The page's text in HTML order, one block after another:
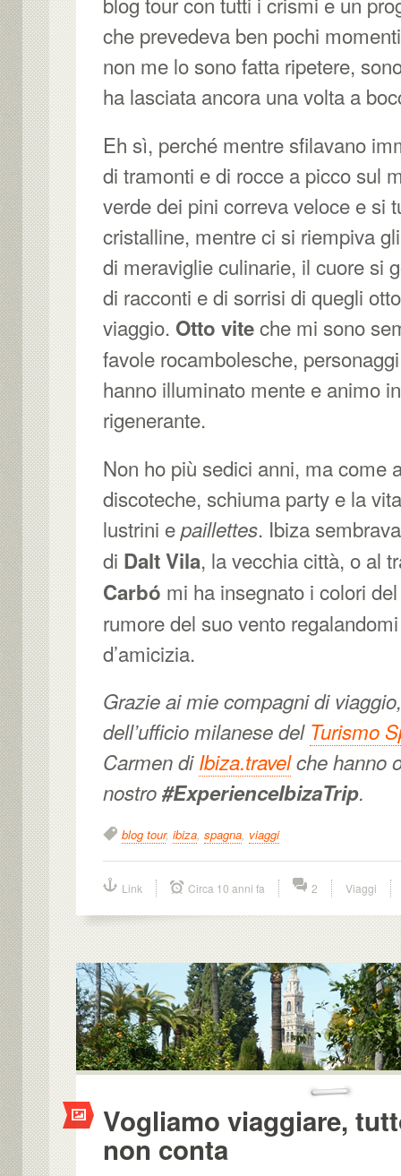
che prevedeva ben pochi
non me lo sono fatta ripetere,
ha lasciata ancora una volta a
Eh sì, perché mentre sfilavano
di tramonti e di rocce a picco sul
verde dei pini correva veloce e si
cristalline, mentre ci si riempiva
di meraviglie culinarie, il cuore si
di racconti e di sorrisi di quegli
viaggio. Otto viteche mi sono
favole rocambolesche,
hanno illuminato mente e animo
rigenerante.
Non ho più sedici anni, ma come
discoteche, schiuma party e la
lustrini epaillettes. Ibiza
di Dalt Vila, la vecchia città, o al
Carbó mi ha insegnato i colori
rumore del suo vento
d’amicizia.
Grazie ai mie compagni di
dell’ufficio milanese del Turismo
Carmen diIbiza.travelche hanno
nostro#ExperienceIbizaTrip.
blog tour, ibiza, spagna, viaggi
Link Circa 10 anni fa 2 Viaggi
Vogliamo viaggiare,
non conta